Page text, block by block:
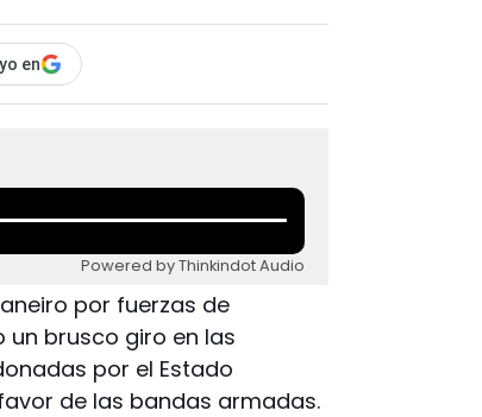
en
Powered by Thinkindot Audio
por fuerzas de
brusco giro en las
por el Estado
de las bandas armadas.